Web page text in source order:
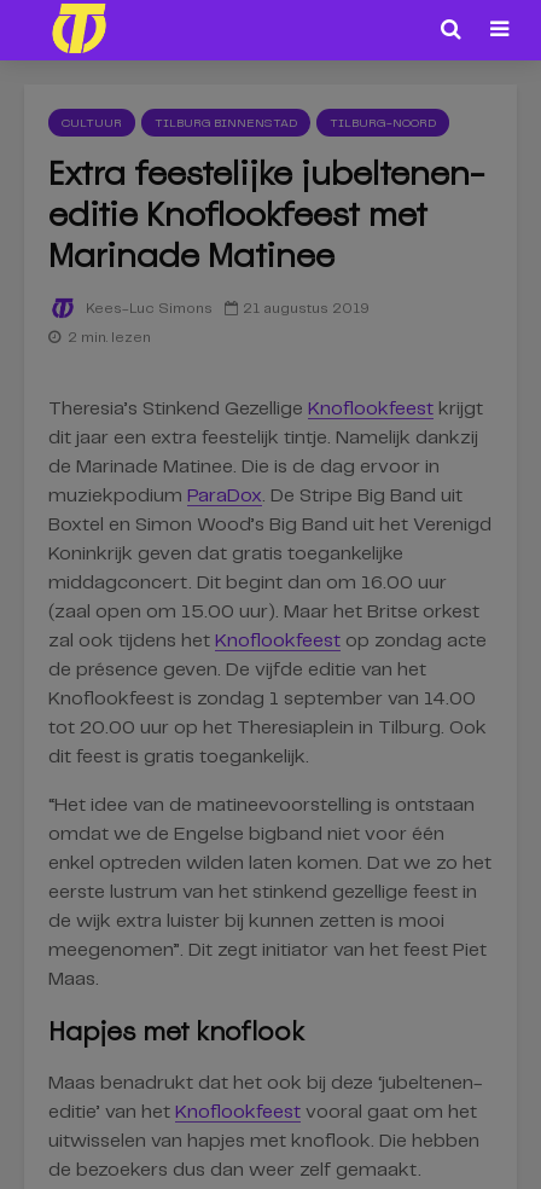
CULTUUR TILBURG BINNENSTAD TILBURG-NOORD
Extra feestelijke jubeltenen-
editie Knoflookfeest met
Marinade Matinee
Kees-Luc Simons 21 augustus 2019
2 min. lezen
Theresia’s Stinkend Gezellige Knoflookfeest krijgt
dit jaar een extra feestelijk tintje. Namelijk dankzij
de Marinade Matinee. Die is de dag ervoor in
muziekpodium ParaDox. De Stripe Big Band uit
Boxtel en Simon Wood’s Big Band uit het Verenigd
Koninkrijk geven dat gratis toegankelijke
middagconcert. Dit begint dan om 16.00 uur
(zaal open om 15.00 uur). Maar het Britse orkest
zal ook tijdens het Knoflookfeest op zondag acte
de présence geven. De vijfde editie van het
Knoflookfeest is zondag 1 september van 14.00
tot 20.00 uur op het Theresiaplein in Tilburg. Ook
dit feest is gratis toegankelijk.
“Het idee van de matineevoorstelling is ontstaan
omdat we de Engelse bigband niet voor één
enkel optreden wilden laten komen. Dat we zo het
eerste lustrum van het stinkend gezellige feest in
de wijk extra luister bij kunnen zetten is mooi
meegenomen”. Dit zegt initiator van het feest Piet
Maas.
Hapjes met knoflook
Maas benadrukt dat het ook bij deze ‘jubeltenen-
editie’ van het Knoflookfeest vooral gaat om het
uitwisselen van hapjes met knoflook. Die hebben
de bezoekers dus dan weer zelf gemaakt.